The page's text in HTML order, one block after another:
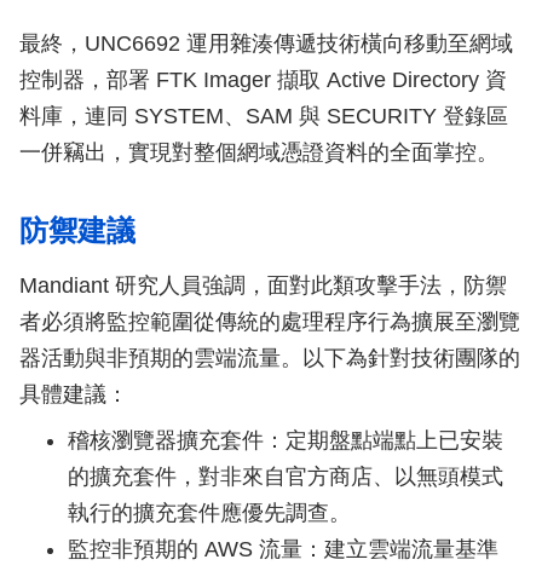
最終，UNC6692 運用雜湊傳遞技術橫向移動至網域
控制器，部署 FTK Imager 擷取 Active Directory 資
料庫，連同 SYSTEM、SAM 與 SECURITY 登錄區
一併竊出，實現對整個網域憑證資料的全面掌控。
防禦建議
Mandiant 研究人員強調，面對此類攻擊手法，防禦
者必須將監控範圍從傳統的處理程序行為擴展至瀏覽
器活動與非預期的雲端流量。以下為針對技術團隊的
具體建議：
稽核瀏覽器擴充套件：定期盤點端點上已安裝
的擴充套件，對非來自官方商店、以無頭模式
執行的擴充套件應優先調查。
監控非預期的 AWS 流量：建立雲端流量基準